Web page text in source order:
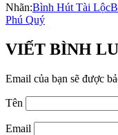
Nhãn:Bình Hút Tài Lộc
Phú Quý
VIẾT BÌNH
Email của bạn sẽ được
Tên
Email